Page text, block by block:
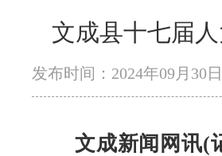
文成县十七届
发布时间：2024年09月30日
文成新闻网讯(